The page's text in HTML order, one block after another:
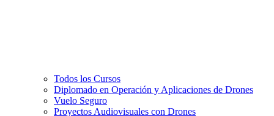
Todos los Cursos
Diplomado en Operación y Aplicaciones de Drones
Vuelo Seguro
Proyectos Audiovisuales con Drones